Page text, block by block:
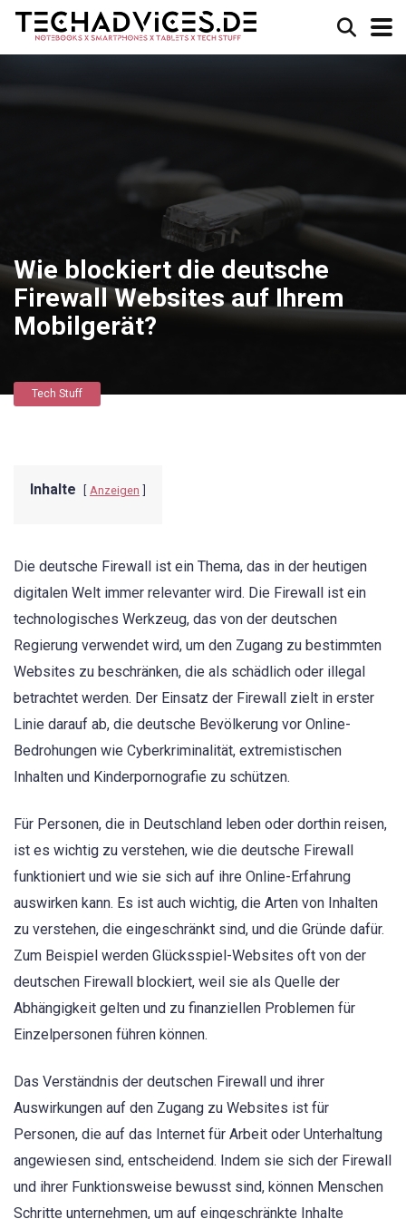
Wie blockiert die deutsche
Firewall Websites auf Ihrem
Mobilgerät?
Tech Stuff
Inhalte Anzeigen
Die deutsche Firewall ist ein Thema, das in der heutigen
digitalen Welt immer relevanter wird. Die Firewall ist ein
technologisches Werkzeug, das von der deutschen
Regierung verwendet wird, um den Zugang zu bestimmten
Websites zu beschränken, die als schädlich oder illegal
betrachtet werden. Der Einsatz der Firewall zielt in erster
Linie darauf ab, die deutsche Bevölkerung vor Online-
Bedrohungen wie Cyberkriminalität, extremistischen
Inhalten und Kinderpornografie zu schützen.
Für Personen, die in Deutschland leben oder dorthin reisen,
ist es wichtig zu verstehen, wie die deutsche Firewall
funktioniert und wie sie sich auf ihre Online-Erfahrung
auswirken kann. Es ist auch wichtig, die Arten von Inhalten
zu verstehen, die eingeschränkt sind, und die Gründe dafür.
Zum Beispiel werden Glücksspiel-Websites oft von der
deutschen Firewall blockiert, weil sie als Quelle der
Abhängigkeit gelten und zu finanziellen Problemen für
Einzelpersonen führen können.
Das Verständnis der deutschen Firewall und ihrer
Auswirkungen auf den Zugang zu Websites ist für
Personen, die auf das Internet für Arbeit oder Unterhaltung
angewiesen sind, entscheidend. Indem sie sich der Firewall
und ihrer Funktionsweise bewusst sind, können Menschen
Schritte unternehmen, um auf eingeschränkte Inhalte